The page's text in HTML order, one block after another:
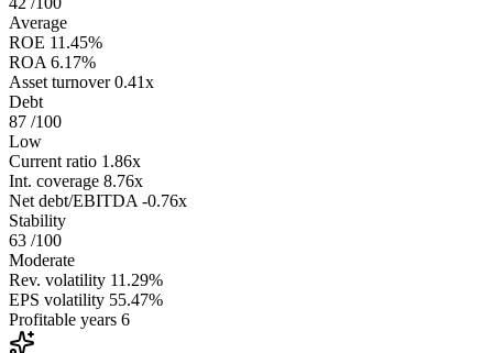
Average
ROE 11.45%
ROA 6.17%
Asset turnover 0.41x
Debt
87 /100
Low
Current ratio 1.86x
Int. coverage 8.76x
Net debt/EBITDA -0.76x
Stability
63 /100
Moderate
Rev. volatility 11.29%
EPS volatility 55.47%
Profitable years 6